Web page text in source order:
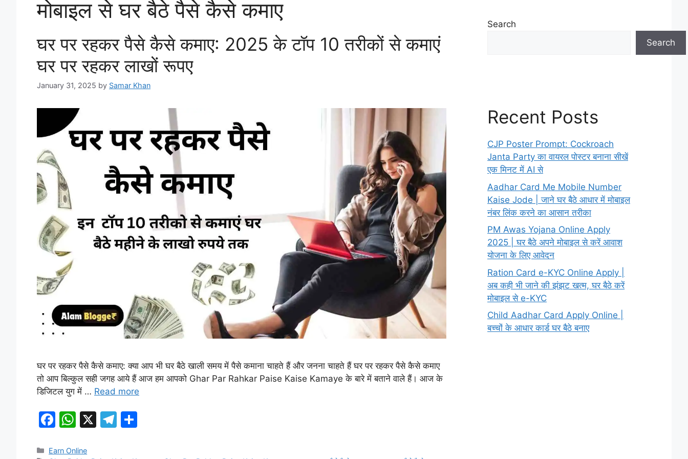
मोबाइल से घर बैठे पैसे कैसे कमाए
घर पर रहकर पैसे कैसे कमाए: 2025 के टॉप 10 तरीकों से कमाएं
घर पर रहकर लाखों रूपए
January 31, 2025 by Samar Khan
घर पर रहकर पैसे कैसे कमाए: क्या आप भी घर बैठे खाली समय में पैसे कमाना चाहते हैं और जनना चाहते हैं घर पर रहकर पैसे कैसे कमाए
तो आप बिल्कुल सही जगह आये हैं आज हम आपको Ghar Par Rahkar Paise Kaise Kamaye के बारे में बताने वाले हैं। आज के
डिजिटल युग में … Read more
F
c
W
at
X
T
Categories
Earn Online
Search
Search
Recent Posts
CJP Poster Prompt: Cockroach
Janta Party का वायरल पोस्टर बनाना सीखें
एक मिनट में AI से
Aadhar Card Me Mobile Number
Kaise Jode | जाने घर बैठे आधार में मोबाइल
नंबर लिंक करने का आसान तरीका
PM Awas Yojana Online Apply
2025 | घर बैठे अपने मोबाइल से करें आवाश
योजना के लिए आवेदन
Ration Card e-KYC Online Apply |
अब कही भी जाने की झंझट खत्म, घर बैठे करें
मोबाइल से e-KYC
Child Aadhar Card Apply Online |
बच्चों के आधार कार्ड घर बैठे बनाए